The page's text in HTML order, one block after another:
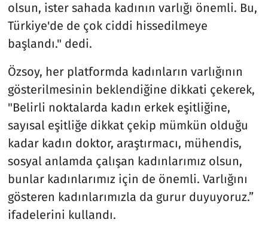
olsun, ister sahada kadının varlığı önemli. Bu,
Türkiye'de de çok ciddi hissedilmeye
başlandı." dedi.
Özsoy, her platformda kadınların varlığının
gösterilmesinin beklendiğine dikkati çekerek,
"Belirli noktalarda kadın erkek eşitliğine,
sayısal eşitliğe dikkat çekip mümkün olduğu
kadar kadın doktor, araştırmacı, mühendis,
sosyal anlamda çalışan kadınlarımız olsun,
bunlar kadınlarımız için de önemli. Varlığını
gösteren kadınlarımızla da gurur duyuyoruz.”
ifadelerini kullandı.